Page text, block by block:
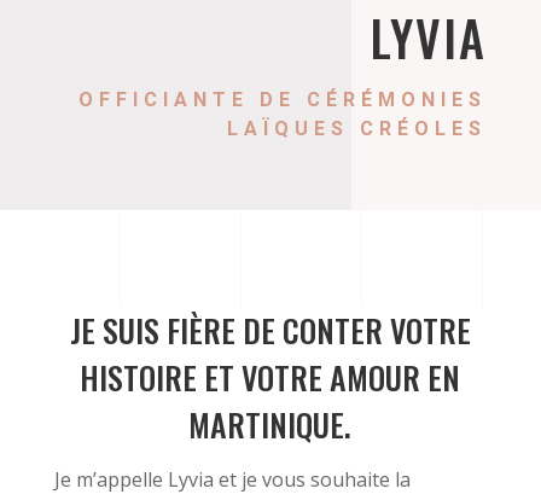
LYVIA
OFFICIANTE DE CÉRÉMONIES
LAÏQUES CRÉOLES
JE SUIS FIÈRE DE CONTER VOTRE
HISTOIRE ET VOTRE AMOUR EN
MARTINIQUE.
Je m’appelle Lyvia et je vous souhaite la